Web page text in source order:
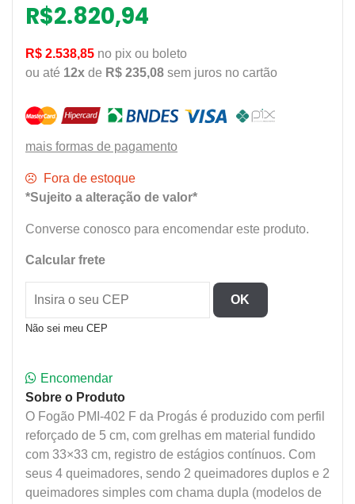
R$2.820,94
R$ 2.538,85 no pix ou boleto
ou até 12x de R$ 235,08 sem juros no cartão
mais formas de pagamento
Fora de estoque
*Sujeito a alteração de valor*
Converse conosco para encomendar este produto.
Calcular frete
OK
Não sei meu CEP
Encomendar
Sobre o Produto
O Fogão PMI-402 F da Progás é produzido com perfil
reforçado de 5 cm, com grelhas em material fundido
com 33×33 cm, registro de estágios contínuos. Com
seus 4 queimadores, sendo 2 queimadores duplos e 2
queimadores simples com chama dupla (modelos de